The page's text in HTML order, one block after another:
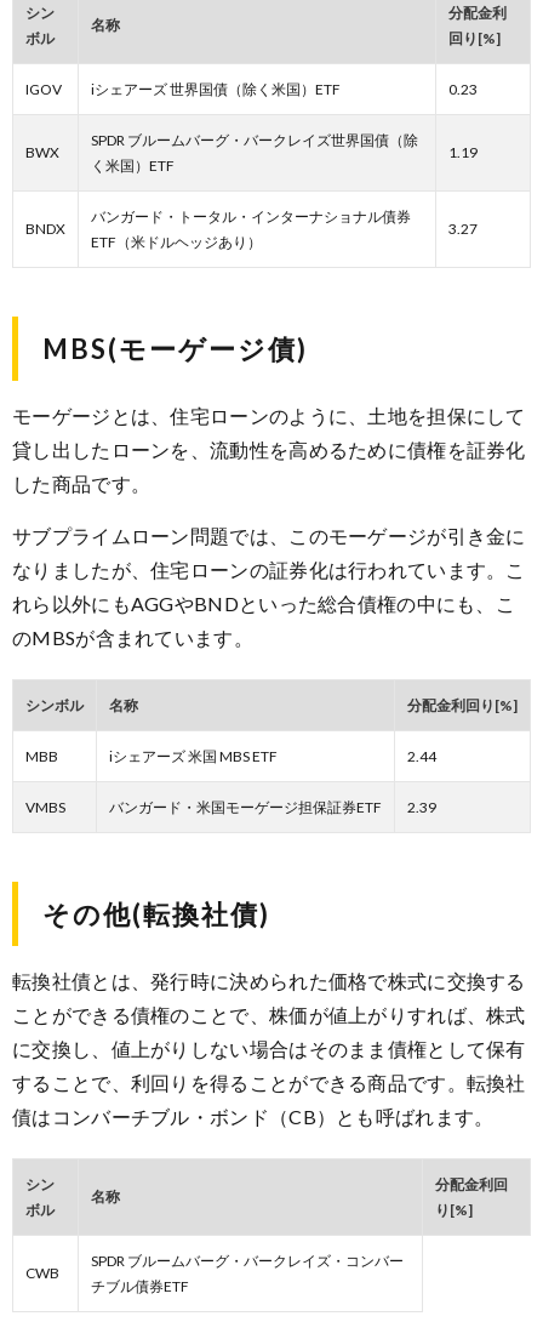
シン
ボル
名称
分配金利
回り[%]
IGOV iシェアーズ 世界国債（除く米国）ETF 0.23
BWX
SPDR ブルームバーグ・バークレイズ世界国債（除
く米国）ETF
1.19
BNDX
バンガード・トータル・インターナショナル債券
ETF（米ドルヘッジあり）
3.27
MBS(モーゲージ債)
モーゲージとは、住宅ローンのように、土地を担保にして
貸し出したローンを、流動性を高めるために債権を証券化
した商品です。
サブプライムローン問題では、このモーゲージが引き金に
なりましたが、住宅ローンの証券化は行われています。こ
れら以外にもAGGやBNDといった総合債権の中にも、こ
のMBSが含まれています。
シンボル 名称 分配金利回り[%]
MBB iシェアーズ 米国 MBS ETF 2.44
VMBS バンガード・米国モーゲージ担保証券ETF 2.39
その他(転換社債)
転換社債とは、発行時に決められた価格で株式に交換する
ことができる債権のことで、株価が値上がりすれば、株式
に交換し、値上がりしない場合はそのまま債権として保有
することで、利回りを得ることができる商品です。転換社
債はコンバーチブル・ボンド（CB）とも呼ばれます。
シン
ボル
名称
分配金利回
り[%]
CWB
SPDR ブルームバーグ・バークレイズ・コンバー
チブル債券ETF